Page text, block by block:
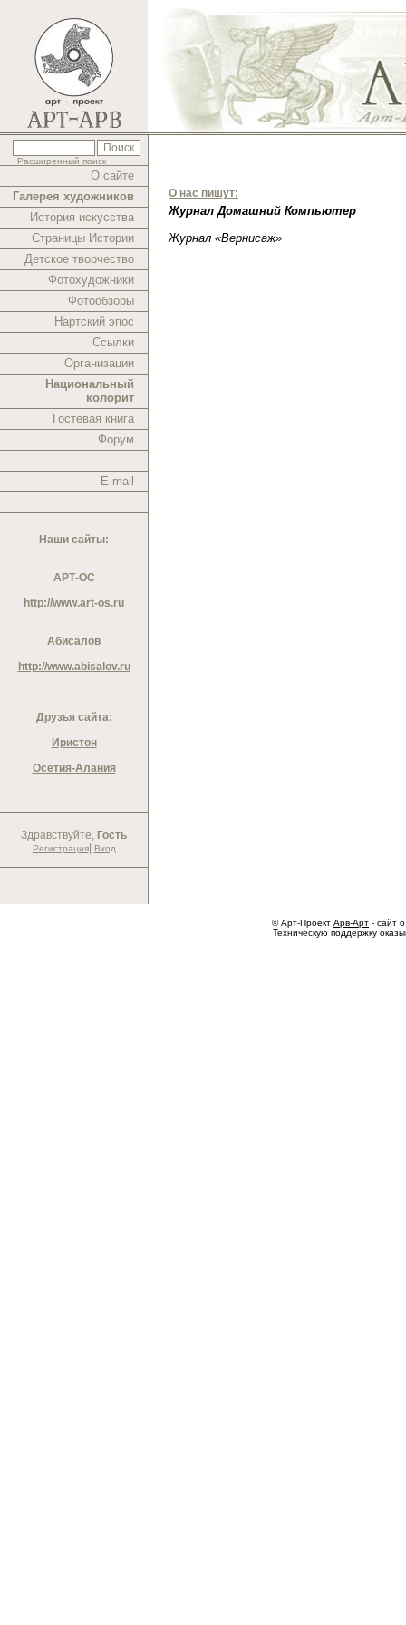
Расширенный поиск
О сайте
Галерея художников
История искусства
Страницы Истории
Детское творчество
Фотохудожники
Фотообзоры
Нартский эпос
Ссылки
Организации
Национальный
колорит
Гостевая книга
Форум
E-mail
Наши сайты:
АРТ-ОС
http://www.art-os.ru
Абисалов
http://www.abisalov.ru
Друзья сайта:
Иристон
Осетия-Алания
Здравствуйте, Гость
Регистрация| Вход
О нас пишут:
Журнал Домашний Компьютер
Журнал «Вернисаж»
© Арт-Проект Арв-Арт - сайт
Техническую поддержку